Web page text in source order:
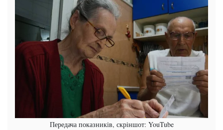
Передача показників, скріншот: YouTube